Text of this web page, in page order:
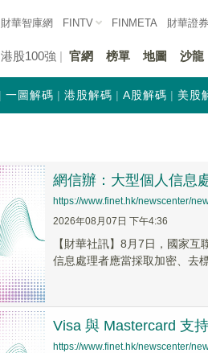
財華智庫網 FINTV FINMETA 財華證券
港股100強 官網 榜單 地圖 沙龍
一圖解碼 港股解碼 A股解碼 美股
網信辦：大型個人信息
https://www.finet.hk/newscenter/
2026年08月07日 下午4:36
【財華社訊】8月7日，國家
信息處理者應當採取加密、去
Visa 與 Mastercard 支
https://www.finet.hk/newscenter/